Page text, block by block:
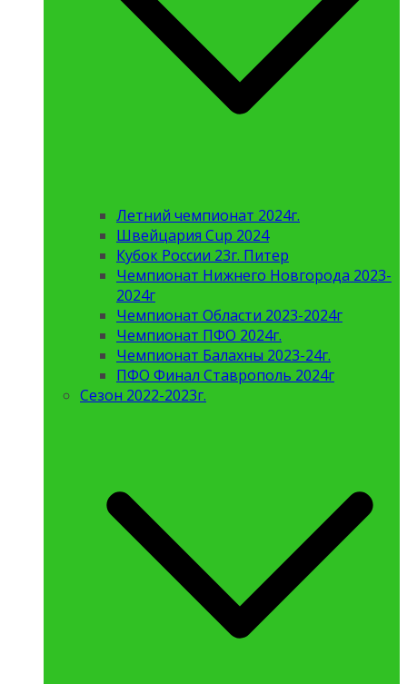
Летний чемпионат 2024г.
Швейцария Cup 2024
Кубок России 23г. Питер
Чемпионат Нижнего Новгорода 2023-
2024г
Чемпионат Области 2023-2024г
Чемпионат ПФО 2024г.
Чемпионат Балахны 2023-24г.
ПФО Финал Ставрополь 2024г
Сезон 2022-2023г.